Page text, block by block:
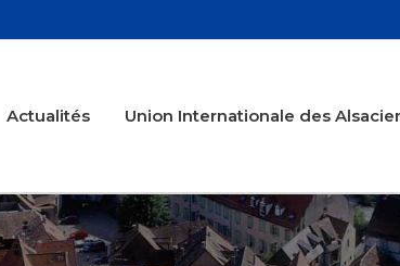
Actualités Union Internationale des